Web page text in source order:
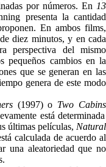
por números. En 13
presenta la cantidad
En ambos films,
diez minutos, y en cada
perspectiva del mismo
pequeños cambios en la
que se generan en las
genera de este modo
(1997) o Two Cabins
está determinada
últimas películas, Natural
calculada de acuerdo al
una aleatoriedad que no